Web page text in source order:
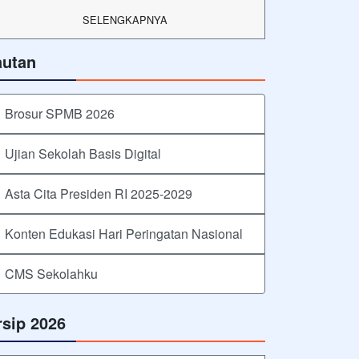
SELENGKAPNYA
Brosur SPMB 2026
Ujian Sekolah Basis Digital
Asta Cita Presiden RI 2025-2029
Konten Edukasi Hari Peringatan Nasional
CMS Sekolahku
2026